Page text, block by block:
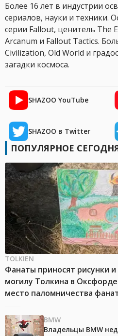
Более 16 лет в индустрии
сериалов, науки и техники.
серии Fallout, ценитель The
Arcanum и Fallout Tactics.
Civilization, Old World и
загадки космоса.
SHAZOO YouTube
SHAZOO в Twitter
ПОПУЛЯРНОЕ
TOLKIEN
Фанаты приносят рисунки
могилу Толкина в
место паломничества
BMW
Владельцы BMW